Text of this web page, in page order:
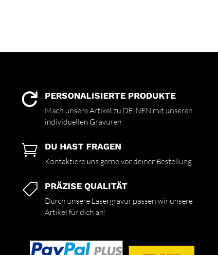
 PERSONALISIERTE PRODUKTE
Mach unsere Artikel zu DEINEN mit unseren
individuellen Gravuren
 DU HAST FRAGEN
Kontaktiere uns gerne vor deiner Bestellung
 PRÄZISE QUALITÄT
Durch unsere Lasergravur passen wir unsere
Artikel für dich an!